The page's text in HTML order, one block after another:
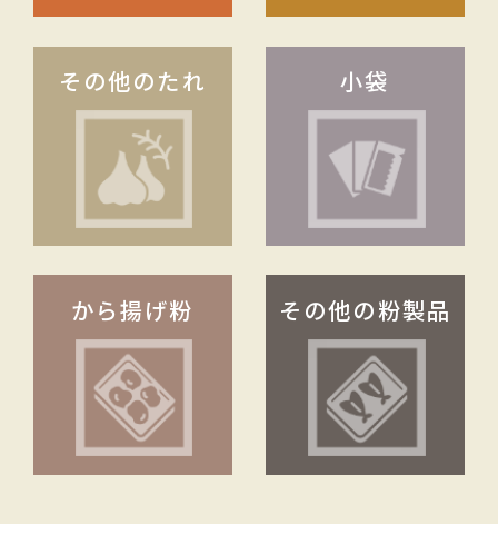
その他のたれ 小袋
から揚げ粉 その他の粉製品